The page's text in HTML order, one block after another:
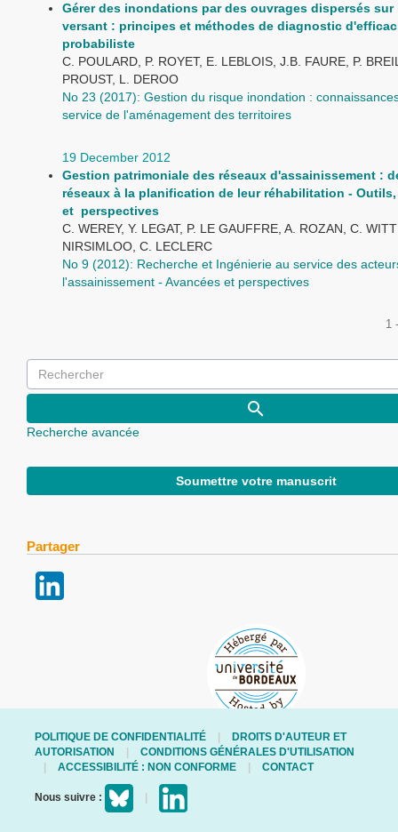
Gérer des inondations par des ouvrages dispersés sur
versant : principes et méthodes de diagnostic
probabiliste
C. POULARD, P. ROYET, E. LEBLOIS, J.B. FAURE, P.
PROUST, L. DEROO
No 23 (2017): Gestion du risque inondation :
service de l'aménagement des territoires
19 December 2012
Gestion patrimoniale des réseaux d'assainissement :
réseaux à la planification de leur réhabilitation -
et perspectives
C. WEREY, Y. LEGAT, P. LE GAUFFRE, A. ROZAN, C.
NIRSIMLOO, C. LECLERC
No 9 (2012): Recherche et Ingénierie au service des
l'assainissement - Avancées et perspectives
1
Recherche avancée
Soumettre votre manuscrit
Partager
POLITIQUE DE CONFIDENTIALITÉ
DROITS D'AUTEUR ET
AUTORISATION
CONDITIONS GÉNÉRALES D'UTILISATION
ACCESSIBILITÉ : NON CONFORME
CONTACT
Nous suivre :